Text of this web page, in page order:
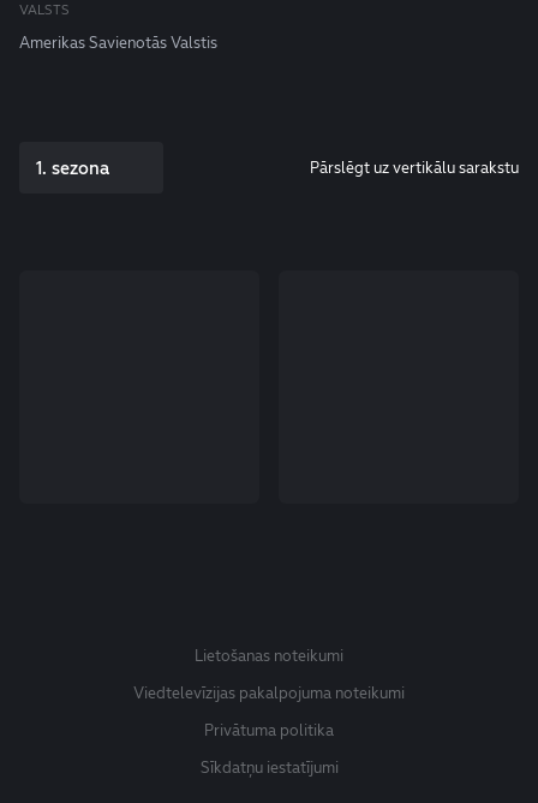
VALSTS
Amerikas Savienotās Valstis
1. sezona Pārslēgt uz vertikālu sarakstu
Lietošanas noteikumi
Viedtelevīzijas pakalpojuma noteikumi
Privātuma politika
Sīkdatņu iestatījumi